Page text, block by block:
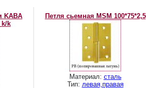
KABA
k/k
Петля сьемная MSM 100*75*2,5
Материал: сталь
Тип: левая,правая